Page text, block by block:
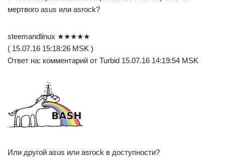
мертвого asus или asrock?
steemandlinux ★★★★★
( 15.07.16 15:18:26 MSK )
Ответ на: комментарий от Turbid 15.07.16 14:19:54 MSK
Или другой asus или asrock в доступности?